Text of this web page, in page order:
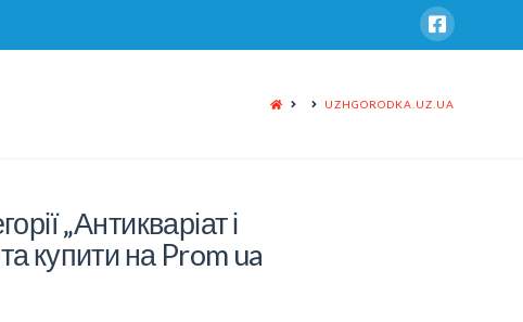
HOME UZHGORODKA.UZ.UA
„Антикваріат і
купити на Prom ua